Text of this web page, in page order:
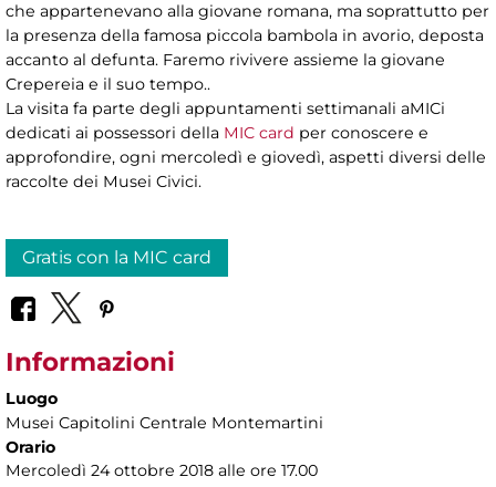
che appartenevano alla giovane romana, ma soprattutto per
la presenza della famosa piccola bambola in avorio, deposta
accanto al defunta. Faremo rivivere assieme la giovane
Crepereia e il suo tempo..
La visita fa parte degli appuntamenti settimanali aMICi
dedicati ai possessori della MIC card per conoscere e
approfondire, ogni mercoledì e giovedì, aspetti diversi delle
raccolte dei Musei Civici.
Gratis con la MIC card
Informazioni
Luogo
Musei Capitolini Centrale Montemartini
Orario
Mercoledì 24 ottobre 2018 alle ore 17.00